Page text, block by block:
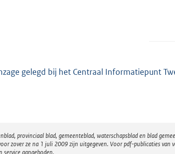
gelegd bij het Centraal Informatiepunt
provinciaal blad, gemeenteblad, waterschapsblad en blad
zover ze na 1 juli 2009 zijn uitgegeven. Voor pdf-publicaties